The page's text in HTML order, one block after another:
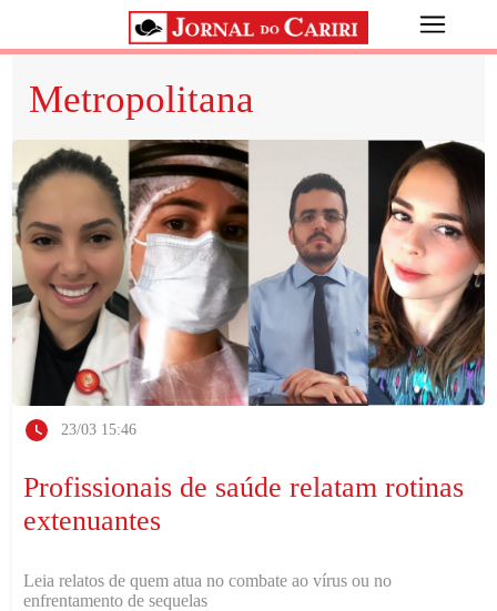
Metropolitana
23/03 15:46
Profissionais de saúde relatam rotinas
extenuantes
Leia relatos de quem atua no combate ao vírus ou no
enfrentamento de sequelas